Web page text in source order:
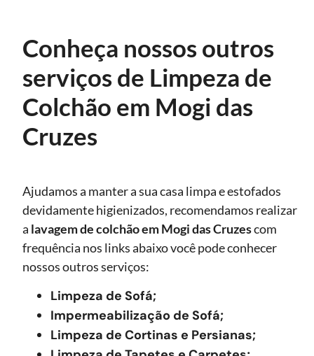
Conheça nossos outros
serviços de Limpeza de
Colchão em Mogi das
Cruzes
Ajudamos a manter a sua casa limpa e estofados
devidamente higienizados, recomendamos realizar
a lavagem de colchãoem Mogi das Cruzescom
frequência nos links abaixo você pode conhecer
nossos outros serviços:
Limpeza de Sofá;
Impermeabilização de Sofá;
Limpeza de Cortinas e Persianas;